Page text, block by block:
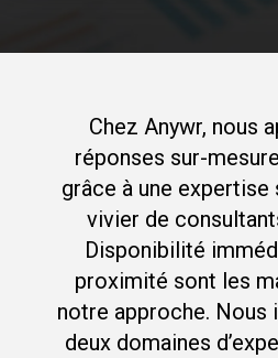
Chez Anywr, nous
réponses sur-
grâce à une
vivier de
Disponibilité
proximité sont les
notre approche. Nous
deux domaines